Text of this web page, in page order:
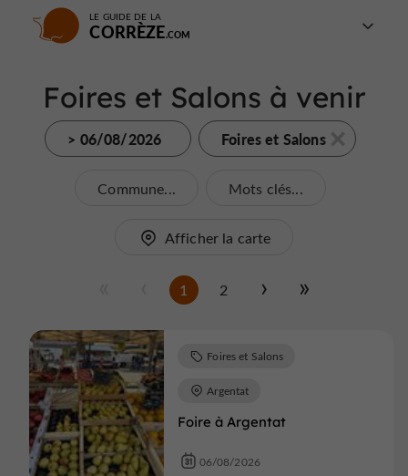
LE GUIDE DE LA
CORRÈZE
Foires et Salons à venir
> 06/08/2026 Foires et Salons
Commune... Mots clés...
Afficher la carte
1 2
Foire à Argentat
Foires et Salons
Argentat
06/08/2026